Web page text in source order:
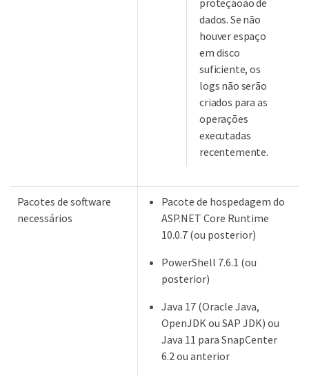
dados. Se não
houver espaço
em disco
suficiente, os
logs não serão
criados para as
operações
executadas
recentemente.
Pacotes de software
necessários
Pacote de hospedagem do
ASP.NET Core Runtime
10.0.7 (ou posterior)
PowerShell 7.6.1 (ou
posterior)
Java 17 (Oracle Java,
OpenJDK ou SAP JDK) ou
Java 11 para SnapCenter
6.2 ou anterior